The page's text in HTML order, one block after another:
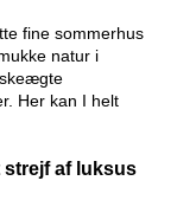
fine sommerhus
natur i
Her kan I helt
af luksus